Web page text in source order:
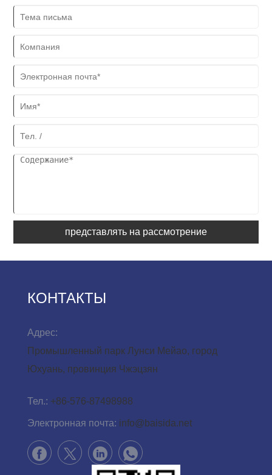
представлять на рассмотрение
КОНТАКТЫ
Адрес:
Промышленный парк Лунси Мейао, город
Юхуань, провинция Чжэцзян
Тел.: +86-576-87498988
Электронная почта: info@baisida.net